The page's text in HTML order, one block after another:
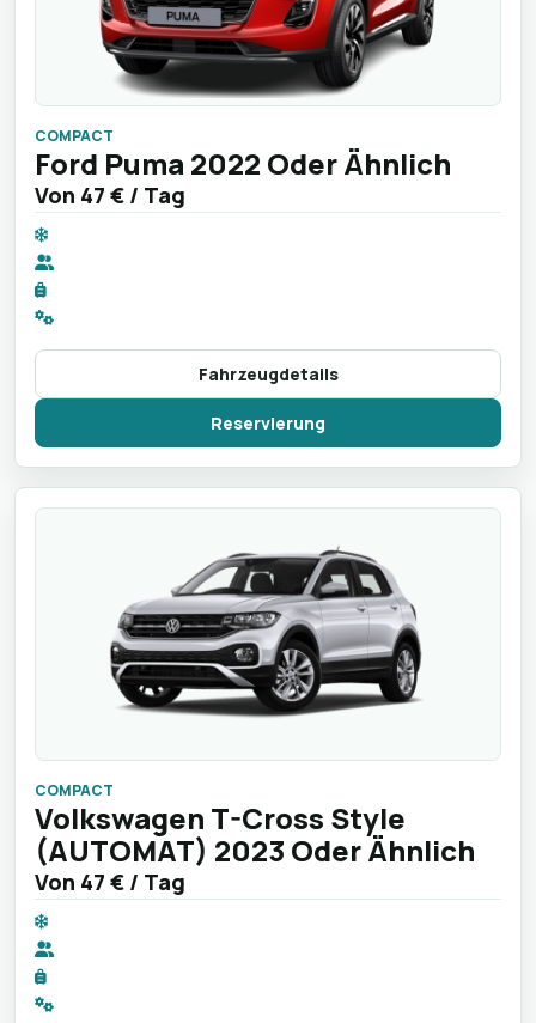
COMPACT
Ford Puma 2022 Oder Ähnlich
Von 47 € / Tag
Fahrzeugdetails
Reservierung
COMPACT
Volkswagen T-Cross Style
(AUTOMAT) 2023 Oder Ähnlich
Von 47 € / Tag